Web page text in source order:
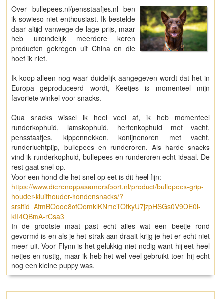
Over bullepees.nl/pensstaafjes.nl ben
ik sowieso niet enthousiast. Ik bestelde
daar altijd vanwege de lage prijs, maar
heb uiteindelijk meerdere keren
producten gekregen uit China en die
hoef ik niet.
Ik koop alleen nog waar duidelijk aangegeven wordt dat het in
Europa geproduceerd wordt, Keetjes is momenteel mijn
favoriete winkel voor snacks.
Qua snacks wissel ik heel veel af, ik heb momenteel
runderkophuid, lamskophuid, hertenkophuid met vacht,
pensstaafjes, kippennekken, konijnenoren met vacht,
runderluchtpijp, bullepees en runderoren. Als harde snacks
vind ik runderkophuid, bullepees en runderoren echt ideaal. De
rest gaat snel op.
Voor een hond die het snel op eet is dit heel fijn:
https://www.dierenoppasamersfoort.nl/product/bullepees-grip-
houder-kluifhouder-hondensnacks/?
srsltid=AfmBOooe8ofOomklKNmcTOfkyU7jzpHSGs0V9OE0l-
kII4QBmA-rCsa3
In de grootste maat past echt alles wat een beetje rond
gevormd is en als je het strak aan draait krijg je het er echt niet
meer uit. Voor Flynn is het gelukkig niet nodig want hij eet heel
netjes en rustig, maar ik heb het wel veel gebruikt toen hij echt
nog een kleine puppy was.